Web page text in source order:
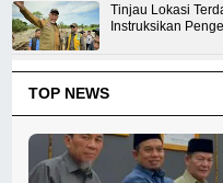
Tinjau Lokasi
Instruksikan
TOP NEWS